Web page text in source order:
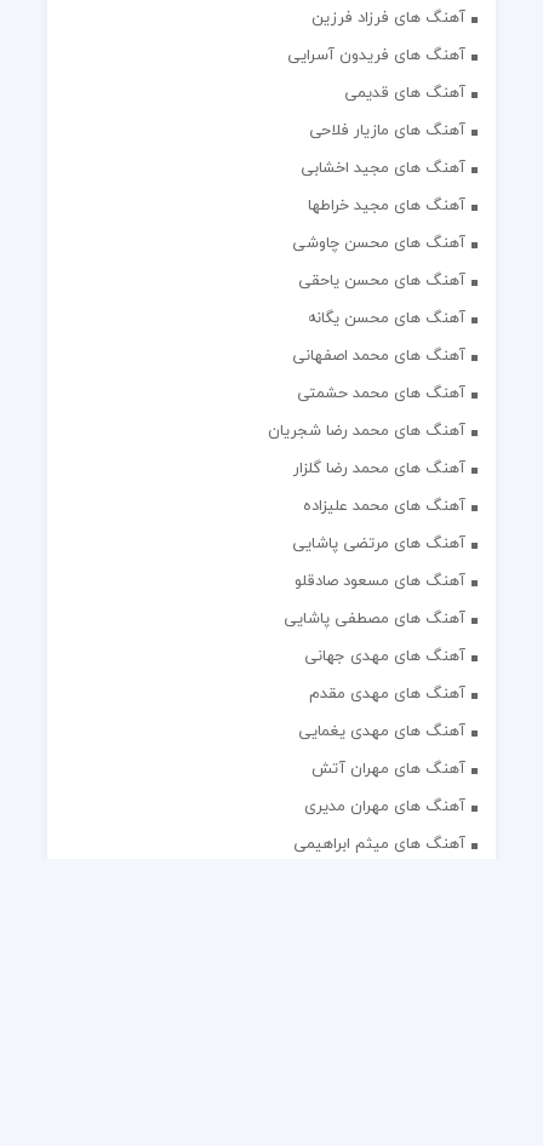
آهنگ های فرزاد فرزین
آهنگ های فریدون آسرایی
آهنگ های قدیمی
آهنگ های مازیار فلاحی
آهنگ های مجید اخشابی
آهنگ های مجید خراطها
آهنگ های محسن چاوشی
آهنگ های محسن یاحقی
آهنگ های محسن یگانه
آهنگ های محمد اصفهانی
آهنگ های محمد حشمتی
آهنگ های محمد رضا شجریان
آهنگ های محمد رضا گلزار
آهنگ های محمد علیزاده
آهنگ های مرتضی پاشایی
آهنگ های مسعود صادقلو
آهنگ های مصطفی پاشایی
آهنگ های مهدی جهانی
آهنگ های مهدی مقدم
آهنگ های مهدی یغمایی
آهنگ های مهران آتش
آهنگ های مهران مدیری
آهنگ های میثم ابراهیمی